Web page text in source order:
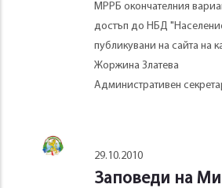
МРРБ окончателния
достъп до НБД
публикувани на сайта на
Жоржина Златева
Административен
29.10.2010
Заповеди на